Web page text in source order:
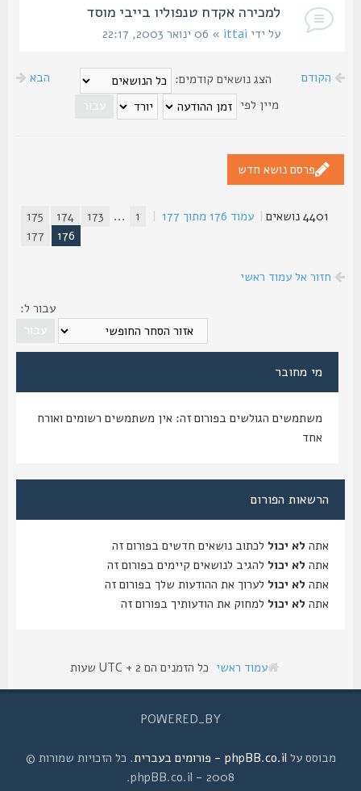
למכירה אקדח טנפוליו בייבי מוסד
על ידיittai » 06 ינואר 2003, 22:17
הקודם
הצג נושאים קודמים:
מיין לפי
פרסם נושא חדש
| עמוד176מתוך177
|
1
...
173
174
175
177
חזור אל עמוד ראשי
עבור ל:
מי מחובר
משתמשים הגולשים בפורום זה: אין משתמשים רשומים ואורח
הרשאות הפורום
לא יכול לכתוב נושאים חדשים בפורום זה
לא יכול להגיב לנושאים קיימים בפורום זה
לא יכול לערוך את ההודעות שלך בפורום זה
לא יכול למחוק את הודעותיך בפורום זה
עמוד ראשי כל הזמנים הם UTC + 2 שעות
POWERED_BY
מבוסס עלphpBB.co.il - פורומים בעברית
. כל הזכויות שמורות ©
2008 - phpBB.co.il.